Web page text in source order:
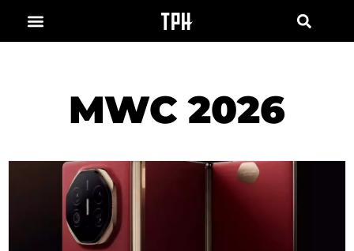
MWC 2026